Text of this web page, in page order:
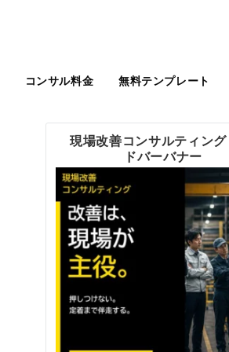
コンサル料金 無料テンプレート
現場改善コンサルティング
ドバーバナー